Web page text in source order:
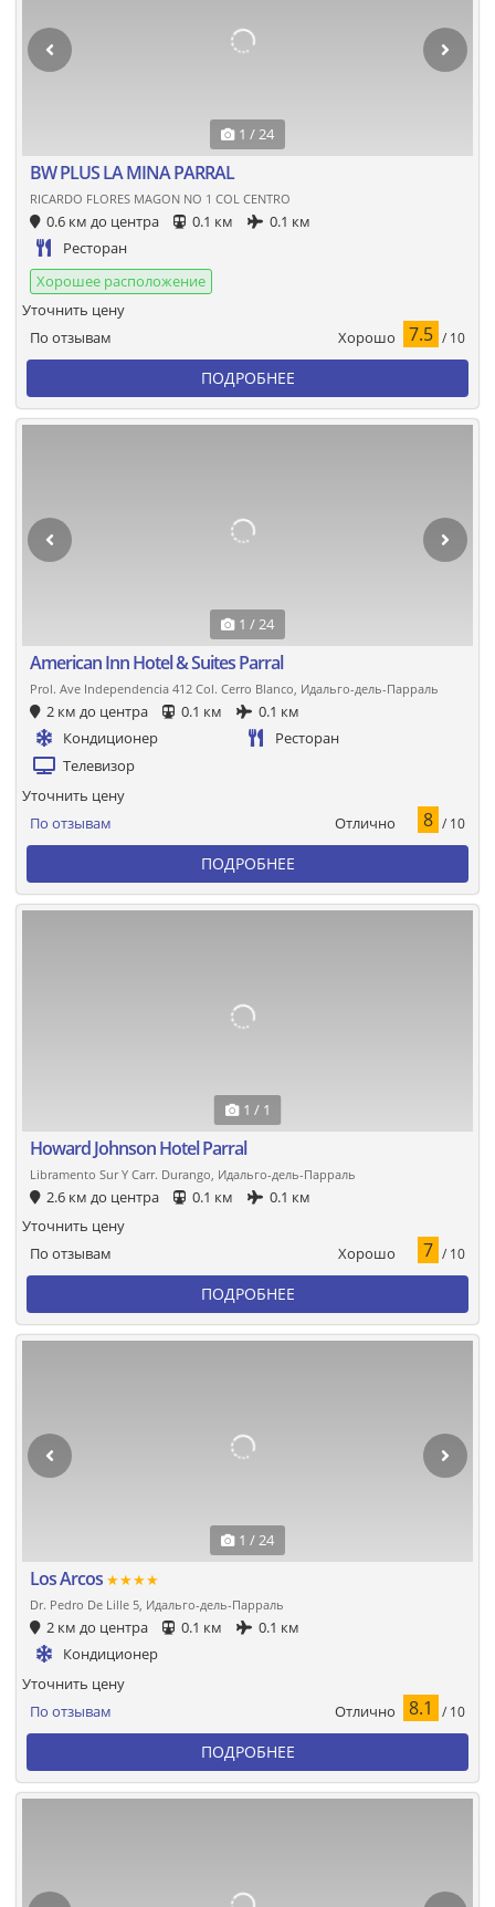
1 / 24
BW PLUS LA MINA PARRAL
RICARDO FLORES MAGON NO 1 COL CENTRO
0.6 км до центра 0.1 км
0.1 км
Ресторан
Хорошее расположение
По отзывам Хорошо 7.5 / 10
Уточнить цену
ПОДРОБНЕЕ
1 / 24
American Inn Hotel & Suites Parral
Prol. Ave Independencia 412 Col. Cerro Blanco, Идальго-дель-Парраль
2 км до центра 0.1 км
0.1 км
Кондиционер
Ресторан
Телевизор
По отзывам Отлично 8 / 10
Уточнить цену
ПОДРОБНЕЕ
1 / 1
Howard Johnson Hotel Parral
Libramento Sur Y Carr. Durango, Идальго-дель-Парраль
2.6 км до центра 0.1 км 0.1 км
По отзывам Хорошо 7 / 10
Уточнить цену
ПОДРОБНЕЕ
1 / 24
Los Arcos ★★★★
Dr. Pedro De Lille 5, Идальго-дель-Парраль
2 км до центра 0.1 км
0.1 км
Кондиционер
По отзывам Отлично 8.1 / 10
Уточнить цену
ПОДРОБНЕЕ